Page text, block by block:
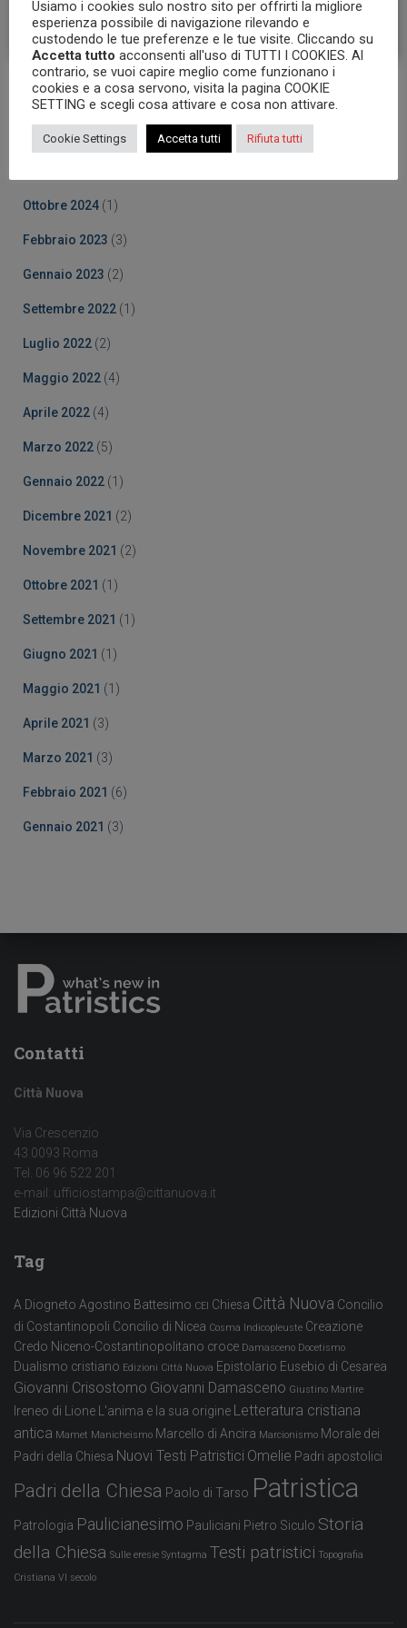
Archives
Ottobre 2025(5)
Ottobre 2024 (1)
Febbraio 2023 (3)
Gennaio 2023 (2)
Settembre 2022 (1)
Luglio 2022 (2)
Maggio 2022 (4)
Aprile 2022 (4)
Marzo 2022 (5)
Gennaio 2022 (1)
Dicembre 2021 (2)
Novembre 2021 (2)
Ottobre 2021 (1)
Settembre 2021 (1)
Giugno 2021 (1)
Maggio 2021 (1)
Aprile 2021 (3)
Marzo 2021 (3)
Febbraio 2021 (6)
Gennaio 2021 (3)
Contatti
Città Nuova
Via Crescenzio
43 0093 Roma
Tel. 06 96 522 201
e-mail: ufficiostampa@cittanuova.it
Edizioni Città Nuova
Tag
A Diogneto Agostino Battesimo CEI Chiesa Città Nuova Concilio
di Costantinopoli Concilio di Nicea Cosma Indicopleuste Creazione
Credo Niceno-Costantinopolitano croce Damasceno Docetismo
Dualismo cristiano Edizioni Città Nuova Epistolario Eusebio di Cesarea
Giovanni Crisostomo Giovanni Damasceno Giustino Martire
Ireneo di Lione L'anima e la sua origine Letteratura cristiana
antica Mamet Manicheismo Marcello di Ancira Marcionismo Morale dei
Padri della Chiesa Nuovi Testi Patristici Omelie Padri apostolici
Padri della Chiesa Paolo di Tarso Patristica
Patrologia Paulicianesimo Pauliciani Pietro Siculo Storia
della Chiesa Sulle eresie Syntagma Testi patristici Topografia
Cristiana VI secolo
Usiamo i cookies sulo nostro sito per offrirti la migliore
esperienza possibile di navigazione rilevando e
custodendo le tue preferenze e le tue visite. Cliccando su
Accetta tutto acconsenti all'uso di TUTTI I COOKIES. Al
contrario, se vuoi capire meglio come funzionano i
cookies e a cosa servono, visita la pagina COOKIE
SETTING e scegli cosa attivare e cosa non attivare.
Cookie Settings Accetta tutti Rifiuta tutti